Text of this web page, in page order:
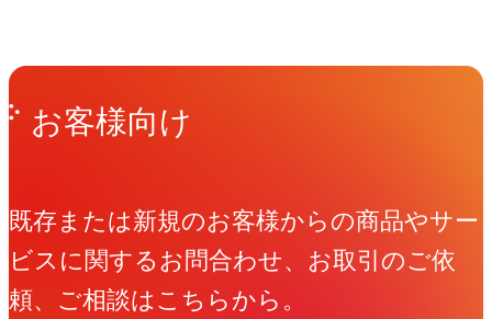
Get in Touchお問い合わせ
お客様向け
既存または新規のお客様からの商品やサー
ビスに関するお問合わせ、お取引のご依
頼、ご相談はこちらから。